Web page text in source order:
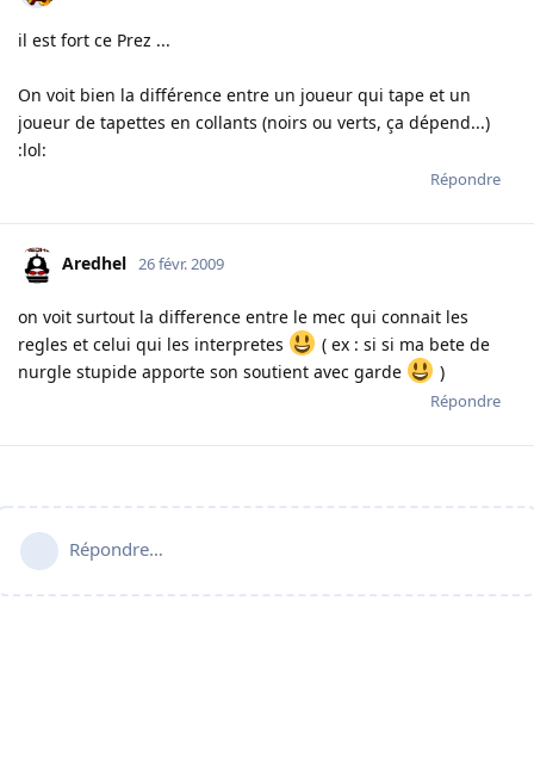
il est fort ce Prez ...
On voit bien la différence entre un joueur qui tape et un
joueur de tapettes en collants (noirs ou verts, ça dépend...)
:lol:
Répondre
Aredhel 26 févr. 2009
on voit surtout la difference entre le mec qui connait les
regles et celui qui les interpretes
( ex : si si ma bete de
nurgle stupide apporte son soutient avec garde
)
Répondre
Répondre…